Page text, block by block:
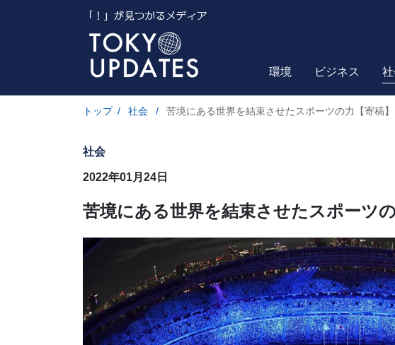
環境 ビジネス
トップ / 社会 / 苦境にある世界を結束させたスポーツの力【寄稿】
社会
2022年01月24日
苦境にある世界を結束させたスポーツの